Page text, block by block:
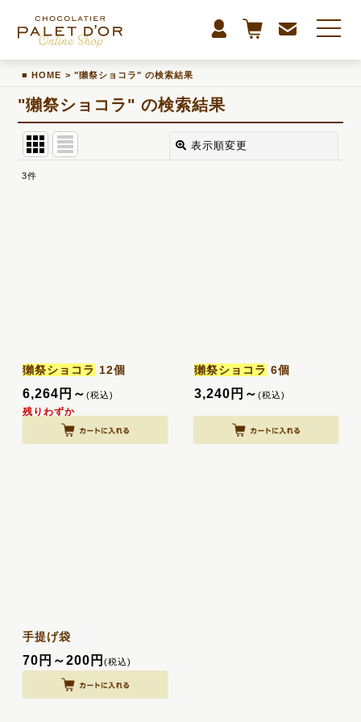
HOME > "獺祭ショコラ" の検索結果
"獺祭ショコラ" の検索結果
表示順変更
ご予算:
3件
獺祭ショコラ 12個
6,264 円 ～(税込)
残りわずか
獺祭ショコラ 6個
3,240 円 ～ (税込)
手提げ袋
70 円 ～200 円(税込)